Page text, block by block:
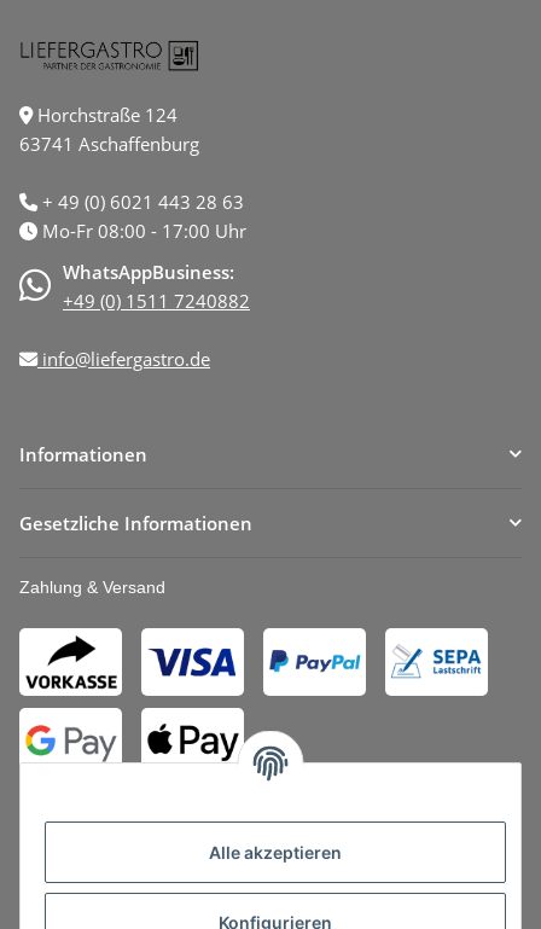
Alle akzeptieren
Konfigurieren
Horchstraße 124
63741 Aschaffenburg
+ 49 (0) 6021 443 28 63
Mo-Fr 08:00 - 17:00 Uhr
WhatsAppBusiness:
+49 (0) 1511 7240882
info@liefergastro.de
Informationen
Gesetzliche Informationen
Zahlung & Versand